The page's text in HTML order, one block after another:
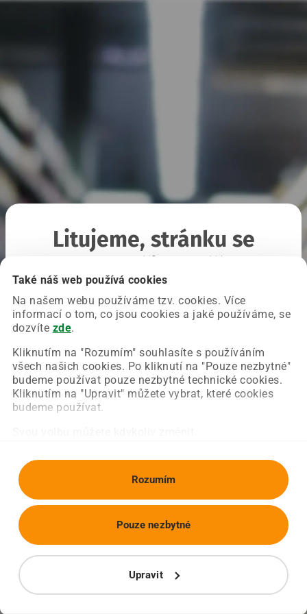
Také náš web používá cookies
Na našem webu používáme tzv. cookies. Více
informací o tom, co jsou cookies a jaké používáme, se
dozvíte zde.
Kliknutím na "Rozumím" souhlasíte s používáním
všech našich cookies. Po kliknutí na "Pouze nezbytné"
budeme používat pouze nezbytné technické cookies.
Kliknutím na "Upravit" můžete vybrat, které cookies
budeme používat.
Rozumím
Upravit
Pouze nezbytné
Litujeme, stránku se
Chyba nastala na naší straně a už ji opravujeme.
Zkuste prosím znovu načíst požadovanou stránku.
Obnovit stránku Úvodní strana